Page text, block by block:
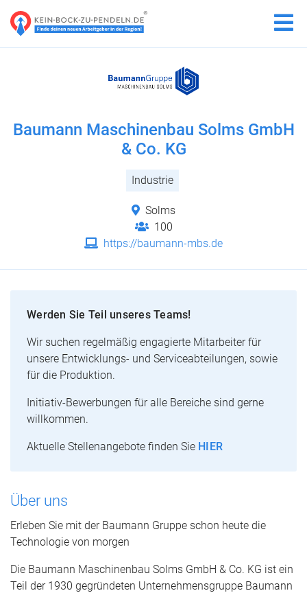
Baumann Maschinenbau Solms GmbH
& Co. KG
Industrie
Solms
100
https://baumann-mbs.de
Werden Sie Teil unseres Teams!
Wir suchen regelmäßig engagierte Mitarbeiter für
unsere Entwicklungs- und Serviceabteilungen, sowie
für die Produktion.
Initiativ-Bewerbungen für alle Bereiche sind gerne
willkommen.
Aktuelle Stellenangebote finden Sie HIER
Über uns
Erleben Sie mit der Baumann Gruppe schon heute die
Technologie von morgen
Die Baumann Maschinenbau Solms GmbH & Co. KG ist ein
Teil der 1930 gegründeten Unternehmensgruppe Baumann